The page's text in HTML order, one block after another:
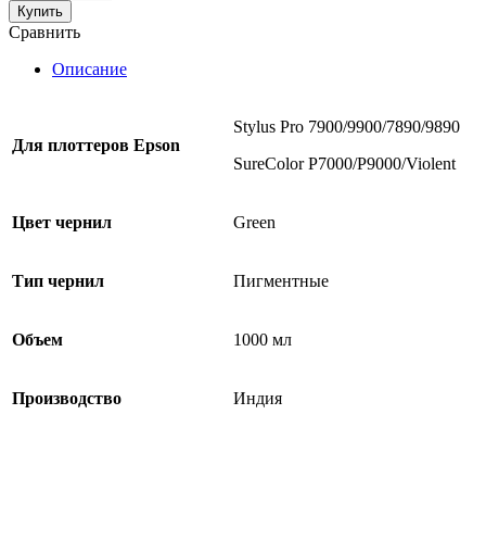
Купить
Сравнить
Описание
Для плоттеров Epson
Stylus Pro 7900/9900/7890/9890
SureColor P7000/P9000/Violent
Цвет чернил Green
Тип чернил Пигментные
Объем 1000 мл
Производство Индия